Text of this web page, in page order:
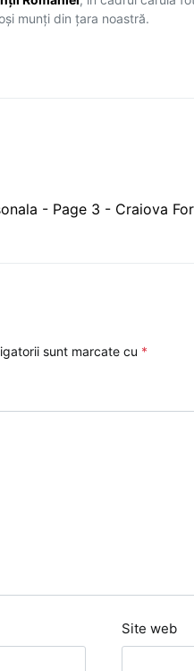
munți din țara noastră.
- Page 3 - Craiova
sunt marcate cu *
Site web